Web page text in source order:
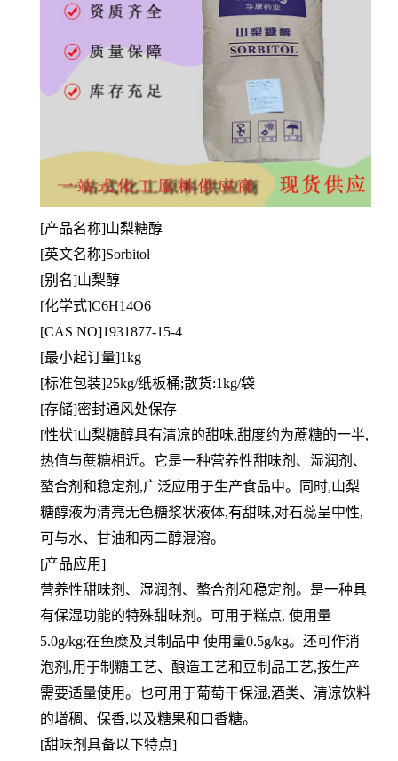
[产品名称]山梨糖醇
[英文名称]Sorbitol
[别名]山梨醇
[化学式]C6H14O6
[CAS NO]1931877-15-4
[最小起订量]1kg
[标准包装]25kg/纸板桶;散货:1kg/袋
[存储]密封通风处保存
[性状]山梨糖醇具有清凉的甜味,甜度约为蔗糖的一半,
热值与蔗糖相近。它是一种营养性甜味剂、湿润剂、
螯合剂和稳定剂,广泛应用于生产食品中。同时,山梨
糖醇液为清亮无色糖浆状液体,有甜味,对石蕊呈中性,
可与水、甘油和丙二醇混溶。
[产品应用]
营养性甜味剂、湿润剂、螯合剂和稳定剂。是一种具
有保湿功能的特殊甜味剂。可用于糕点, 使用量
5.0g/kg;在鱼糜及其制品中 使用量0.5g/kg。还可作消
泡剂,用于制糖工艺、酿造工艺和豆制品工艺,按生产
需要适量使用。也可用于葡萄干保湿,酒类、清凉饮料
的增稠、保香,以及糖果和口香糖。
[甜味剂具备以下特点]